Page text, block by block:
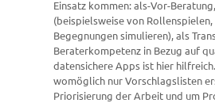
Einsatz kommen: als-Vor-
(beispielsweise von
Begegnungen simulieren), als
Beraterkompetenz in Bezug auf
datensichere Apps ist hier
womöglich nur Vorschlagslisten
Priorisierung der Arbeit und um